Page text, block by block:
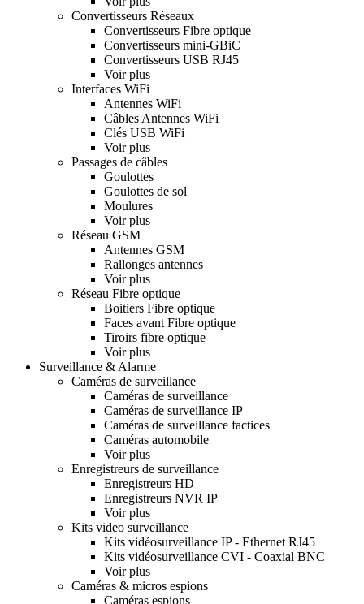
Convertisseurs Réseaux
Convertisseurs Fibre optique
Convertisseurs mini-GBiC
Convertisseurs USB RJ45
Voir plus
Interfaces WiFi
Antennes WiFi
Câbles Antennes WiFi
Clés USB WiFi
Voir plus
Passages de câbles
Goulottes
Goulottes de sol
Moulures
Voir plus
Réseau GSM
Antennes GSM
Rallonges antennes
Voir plus
Réseau Fibre optique
Boitiers Fibre optique
Faces avant Fibre optique
Tiroirs fibre optique
Voir plus
Surveillance & Alarme
Caméras de surveillance
Caméras de surveillance
Caméras de surveillance IP
Caméras de surveillance factices
Caméras automobile
Voir plus
Enregistreurs de surveillance
Enregistreurs HD
Enregistreurs NVR IP
Voir plus
Kits video surveillance
Kits vidéosurveillance IP - Ethernet RJ45
Kits vidéosurveillance CVI - Coaxial BNC
Voir plus
Caméras & micros espions
Caméras espions